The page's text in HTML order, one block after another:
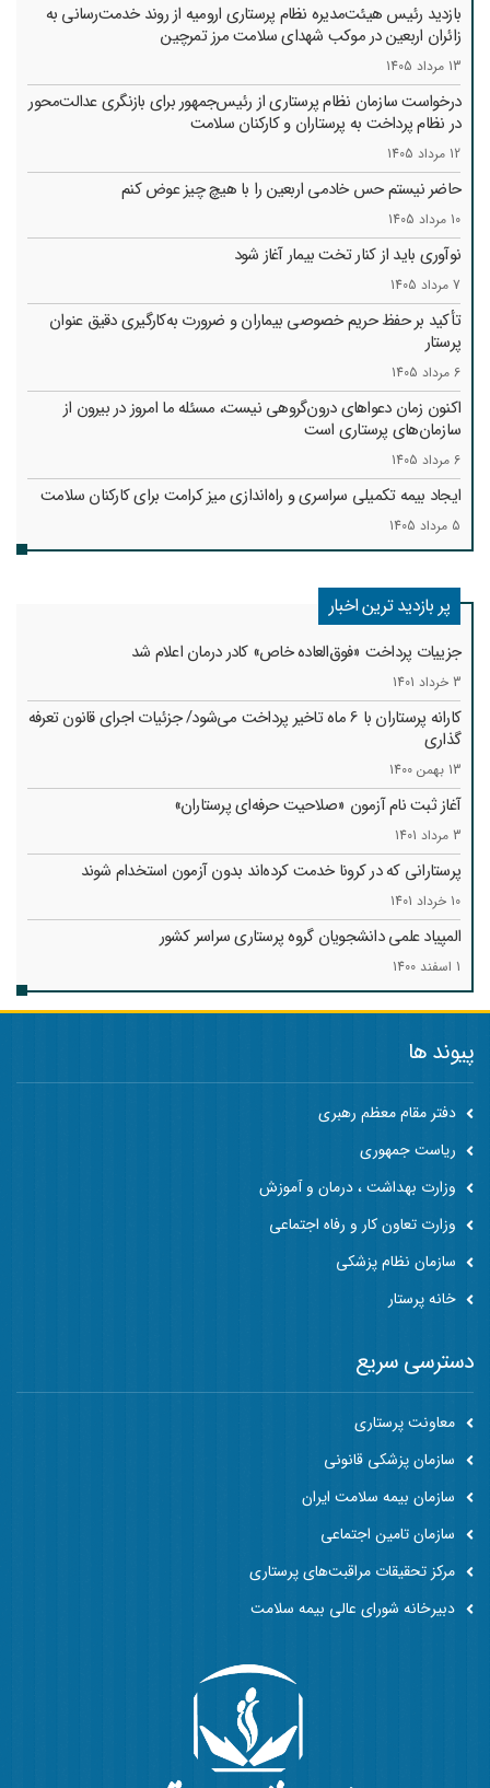
بازدید رئیس هیئت‌مدیره نظام پرستاری ارومیه از روند خدمت‌رسانی به
زائران اربعین در موکب شهدای سلامت مرز تمرچین
13 مرداد 1405
درخواست سازمان نظام پرستاری از رئیس‌جمهور برای بازنگری عدالت‌محور
در نظام پرداخت به پرستاران و کارکنان سلامت
12 مرداد 1405
حاضر نیستم حس خادمی اربعین را با هیچ چیز عوض کنم
10 مرداد 1405
نوآوری باید از کنار تخت بیمار آغاز شود
7 مرداد 1405
تأکید بر حفظ حریم خصوصی بیماران و ضرورت به‌کارگیری دقیق عنوان
پرستار
6 مرداد 1405
اکنون زمان دعواهای درون‌گروهی نیست، مسئله ما امروز در بیرون از
سازمان‌های پرستاری است
6 مرداد 1405
ایجاد بیمه تکمیلی سراسری و راه‌اندازی میز کرامت برای کارکنان سلامت
5 مرداد 1405
پر بازدید ترین اخبار
جزییات پرداخت «فوق‌العاده خاص» کادر درمان اعلام شد
3 خرداد 1401
کارانه‌ پرستاران با 6 ماه تاخیر پرداخت می‌شود/ جزئیات اجرای قانون تعرفه
گذاری
13 بهمن 1400
آغاز ثبت نام آزمون «صلاحیت حرفه‌ای پرستاران»
3 مرداد 1401
پرستارانی که در کرونا خدمت کرد‌ه‌اند بدون آزمون استخدام شوند
10 خرداد 1401
المپیاد علمی دانشجویان گروه پرستاری سراسر کشور
1 اسفند 1400
پیوند ها
دفتر مقام معظم رهبری
ریاست جمهوری
وزارت بهداشت ، درمان و آموزش
وزارت تعاون کار و رفاه اجتماعی
سازمان نظام پزشکی
خانه پرستار
دسترسی سریع
معاونت پرستاری
سازمان پزشکی قانونی
سازمان بیمه سلامت ایران
سازمان تامین اجتماعی
مرکز تحقیقات مراقبت‌های پرستاری
دبیرخانه شورای عالی بیمه سلامت